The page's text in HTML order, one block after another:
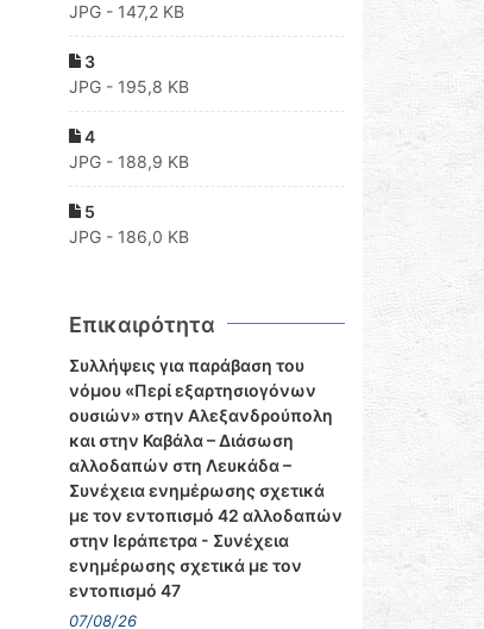
JPG - 147,2 KB
3
JPG - 195,8 KB
4
JPG - 188,9 KB
5
JPG - 186,0 KB
Επικαιρότητα
Συλλήψεις για παράβαση του
νόμου «Περί εξαρτησιογόνων
ουσιών» στην Αλεξανδρούπολη
και στην Καβάλα – Διάσωση
αλλοδαπών στη Λευκάδα –
Συνέχεια ενημέρωσης σχετικά
με τον εντοπισμό 42 αλλοδαπών
στην Ιεράπετρα - Συνέχεια
ενημέρωσης σχετικά με τον
εντοπισμό 47
07/08/26